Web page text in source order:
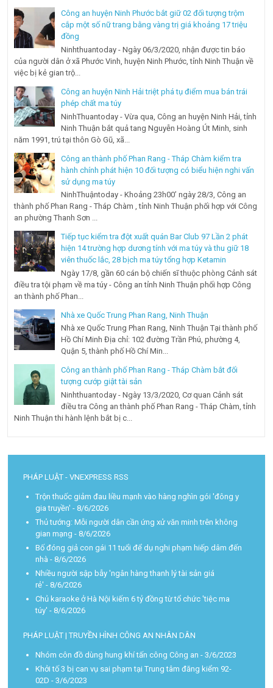
Công an huyện Ninh Phước bắt giữ 02 đối tượng trộm
cắp một số nữ trang bằng vàng trị giá khoảng 17 triệu
đồng
Ninhthuantoday - Ngày 06/3/2020, nhận được tin báo
của người dân ở xã Phước Vinh, huyện Ninh Phước, tỉnh Ninh Thuận về
việc bị kẻ gian trộ...
Công an huyện Ninh Hải triệt phá tụ điểm mua bán trái
phép chất ma túy
NinhThuantoday - Vừa qua, Công an huyện Ninh Hải, tỉnh
Ninh Thuận bắt quả tang Nguyễn Hoàng Út Minh, sinh
năm 1991, trú tại thôn Gò Gũ, xã...
Công an thành phố Phan Rang - Tháp Chàm kiểm tra
hành chính phát hiện 10 đối tượng có biểu hiện nghi vấn
sử dụng ma túy
NinhThuậntoday - Khoảng 23h00’ ngày 28/3, Công an
thành phố Phan Rang - Tháp Chàm , tỉnh Ninh Thuận phối hợp với Công
an phường Thanh Sơn ...
Tiếp tục kiểm tra đột xuất quán Bar Club 97 Lần 2 phát
hiện 14 trường hợp dương tính với ma túy và thu giữ 18
viên thuốc lắc, 28 bịch ma túy tổng hợp Ketamin
Ngày 17/8, gần 60 cán bộ chiến sĩ thuộc phòng Cảnh sát
điều tra tội phạm về ma túy - Công an tỉnh Ninh Thuận phối hợp Công
an thành phố Phan...
Nhà xe Quốc Trung Phan Rang, Ninh Thuận
Nhà xe Quốc Trung Phan Rang, Ninh Thuận Tại thành phố
Hồ Chí Minh Địa chỉ: 102 đường Trần Phú, phường 4,
Quận 5, thành phố Hồ Chí Min...
Công an thành phố Phan Rang - Tháp Chàm bắt đối
tượng cướp giật tài sản
Ninhthuantoday - Ngày 13/3/2020, Cơ quan Cảnh sát
điều tra Công an thành phố Phan Rang - Tháp Chàm, tỉnh
Ninh Thuận thi hành lệnh bắt bị c...
PHÁP LUẬT - VNEXPRESS RSS
Trộn thuốc giảm đau liều mạnh vào hàng nghìn gói 'đông y
gia truyền' - 8/6/2026
Thủ tướng: Mỗi người dân cần ứng xử văn minh trên không
gian mạng - 8/6/2026
Bố đóng giả con gái 11 tuổi để dụ nghi phạm hiếp dâm đến
nhà - 8/6/2026
Nhiều người sập bẫy 'ngân hàng thanh lý tài sản giá
rẻ' - 8/6/2026
Chủ karaoke ở Hà Nội kiếm 6 tỷ đồng từ tổ chức 'tiệc ma
túy' - 8/6/2026
PHÁP LUẬT | TRUYỀN HÌNH CÔNG AN NHÂN DÂN
Nhóm côn đồ dùng hung khí tấn công Công an - 3/6/2023
Khởi tố 3 bị can vụ sai phạm tại Trung tâm đăng kiểm 92-
02D - 3/6/2023